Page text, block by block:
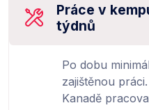
Práce v
týdnů
Po dobu
zajištěnou
Kanadě